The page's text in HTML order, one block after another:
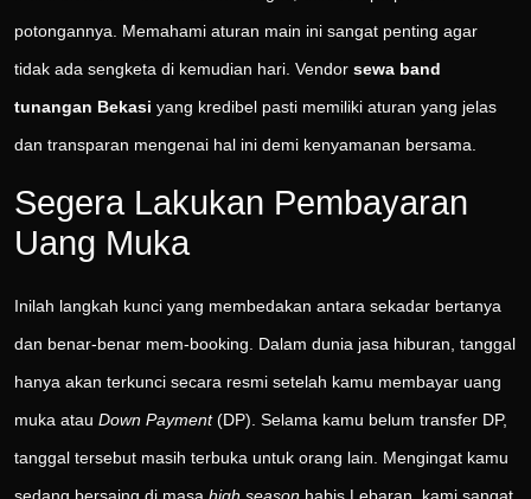
potongannya. Memahami aturan main ini sangat penting agar
tidak ada sengketa di kemudian hari. Vendor sewa band
tunangan Bekasi yang kredibel pasti memiliki aturan yang jelas
dan transparan mengenai hal ini demi kenyamanan bersama.
Segera Lakukan Pembayaran
Uang Muka
Inilah langkah kunci yang membedakan antara sekadar bertanya
dan benar-benar mem-booking. Dalam dunia jasa hiburan, tanggal
hanya akan terkunci secara resmi setelah kamu membayar uang
muka atau Down Payment(DP). Selama kamu belum transfer DP,
tanggal tersebut masih terbuka untuk orang lain. Mengingat kamu